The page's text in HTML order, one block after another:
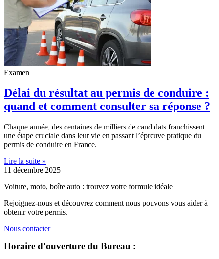
Examen
Délai du résultat au permis de conduire :
quand et comment consulter sa réponse ?
Chaque année, des centaines de milliers de candidats franchissent
une étape cruciale dans leur vie en passant l’épreuve pratique du
permis de conduire en France.
Lire la suite »
11 décembre 2025
Voiture, moto, boîte auto : trouvez votre formule idéale
Rejoignez-nous et découvrez comment nous pouvons vous aider à
obtenir votre permis.
Nous contacter
Horaire d’ouverture du Bureau :